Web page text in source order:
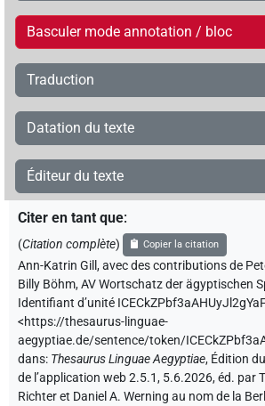
Basculer mode annotation / bloc
Traduction
Datation du texte
Éditeur du texte
Citer en tant que:
(Citation complète) Copier la citation
Ann-Katrin Gill ,avec des contributions de
Billy Böhm,AV Wortschatz der ägyptischen
Identifiant d’unité
<https://thesaurus-linguae-
aegyptiae.de/sentence/token/
dans: Thesaurus Linguae Aegyptiae, Édition
de l’application web 2.5.1, 5.6.2026, éd. par
Richter et Daniel A. Werning au nom de la